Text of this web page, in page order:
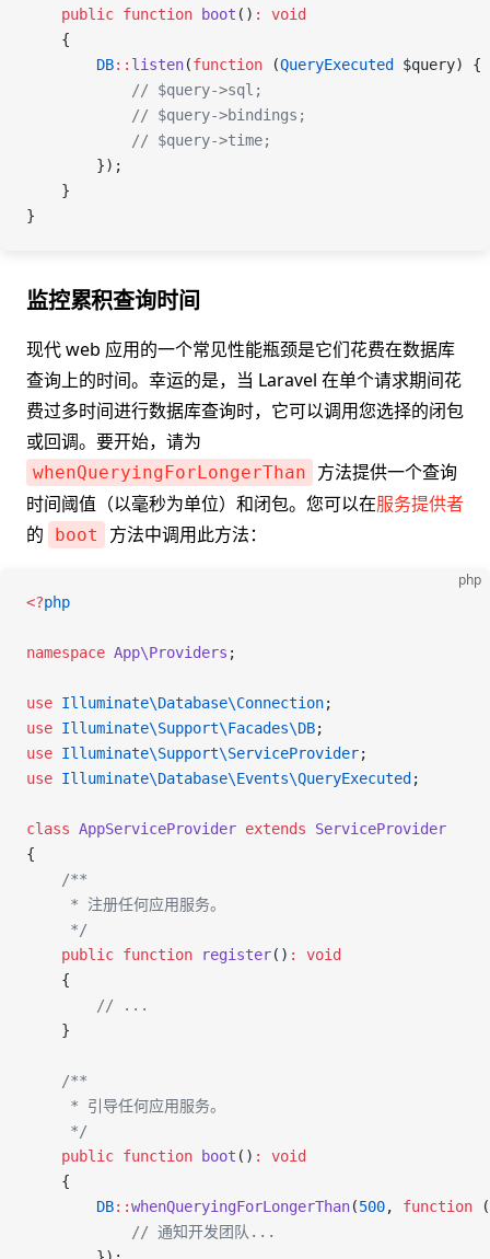
    public
function boot () :
void
    {
        DB
:: listen(function (QueryExecuted $query) {
            // $query->sql;
            // $query->bindings;
            // $query->time;
        });
    }
}
监控累积查询时间
现代 web 应用的一个常见性能瓶颈是它们花费在数据库
查询上的时间。幸运的是，当 Laravel 在单个请求期间花
费过多时间进行数据库查询时，它可以调用您选择的闭包
或回调。要开始，请为
whenQueryingForLongerThan
方法提供一个查询
时间阈值（以毫秒为单位）和闭包。您可以在服务提供者
的
boot 方法中调用此方法：
php
<?php
namespace App\Providers ;
use Illuminate\Database\Connection;
use Illuminate\Support\Facades\DB;
use Illuminate\Support\ServiceProvider;
use Illuminate\Database\Events\QueryExecuted ;
class AppServiceProvider extends ServiceProvider
{
    /**
     * 注册任何应用服务。
     */
    public
function register() :
void
    {
        // ...
    }
    /**
     * 引导任何应用服务。
     */
    public
function boot () :
void
    {
        DB
::whenQueryingForLongerThan(500, function (
            // 通知开发团队...